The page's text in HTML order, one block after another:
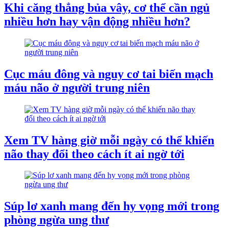
Khi căng thẳng bủa vây, cơ thể cần ngủ
nhiều hơn hay vận động nhiều hơn?
Cục máu đông và nguy cơ tai biến mạch
máu não ở người trung niên
Xem TV hàng giờ mỗi ngày có thể khiến
não thay đổi theo cách ít ai ngờ tới
Súp lơ xanh mang đến hy vọng mới trong
phòng ngừa ung thư